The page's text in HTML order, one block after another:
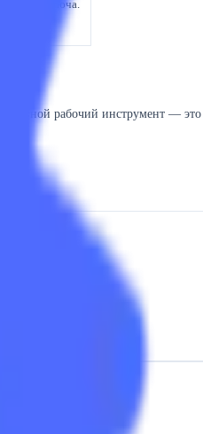
API-ключа.
рабочий инструмент — это